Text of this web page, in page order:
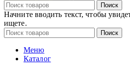
Поиск
Начните вводить текст, чтобы
ищете.
Поиск
Меню
Каталог